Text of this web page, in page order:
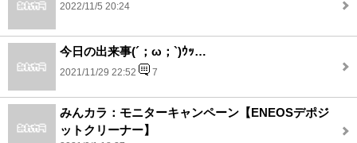
2022/11/5 20:24
今日の出来事(´；ω；`)ｳｯ…
2021/11/29 22:52 7
みんカラ：モニターキャンペーン【ENEOSデポジ
ットクリーナー】